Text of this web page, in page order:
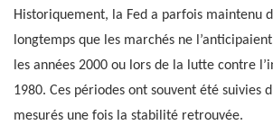
Historiquement, la Fed a parfois maintenu
longtemps que les marchés ne
les années 2000 ou lors de la lutte contre
1980. Ces périodes ont souvent été suivies
mesurés une fois la stabilité retrouvée.